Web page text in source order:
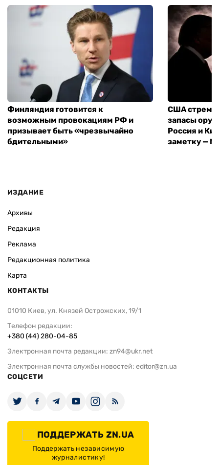
Финляндия готовится к
возможным провокациям РФ и
призывает быть «чрезвычайно
бдительными»
США
запасы
Россия и
заметку —
ИЗДАНИЕ
Архивы
Редакция
Реклама
Редакционная политика
Карта
КОНТАКТЫ
01010 Киев, ул. Князей Острожских, 19/1
Телефон редакции:
+380 (44) 280-04-85
Электронная почта редакции: zn94@ukr.net
Электронная почта службы новостей: editor@zn.ua
СОЦСЕТИ
ПОДДЕРЖАТЬ ZN.UA
Поддержать независимую
журналистику!